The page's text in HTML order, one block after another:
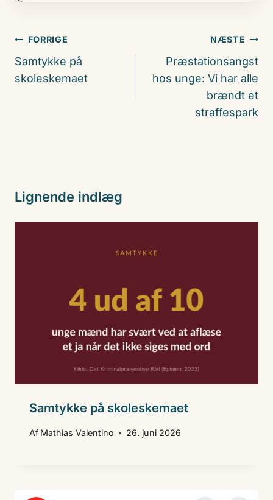
Indlægsnavigation
FORRIGE
Samtykke på
skoleskemaet
NÆSTE
Præstationsangst
hos unge: Vi har alle
brændt et
straffespark
Lignende indlæg
Samtykke på skoleskemaet
Af Mathias Valentino 26. juni 2026